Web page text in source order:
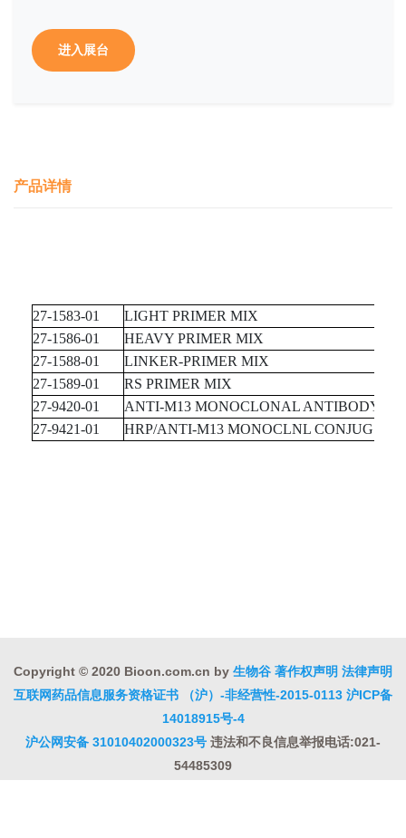
进入展台
产品详情
27-1583-01
LIGHT PRIMER MIX
27-1586-01
HEAVY PRIMER MIX
27-1588-01
LINKER-PRIMER MIX
27-1589-01
RS PRIMER MIX
27-9420-01
ANTI-M13 MONOCLONAL ANTIBODY
27-9421-01
HRP/ANTI-M13 MONOCLNL CONJUG.
Copyright © 2020 Bioon.com.cn by 生物谷 著作权声明 法律声明
互联网药品信息服务资格证书 （沪）-非经营性-2015-0113 沪ICP备
14018915号-4
沪公网安备 31010402000323号 违法和不良信息举报电话:021-
54485309